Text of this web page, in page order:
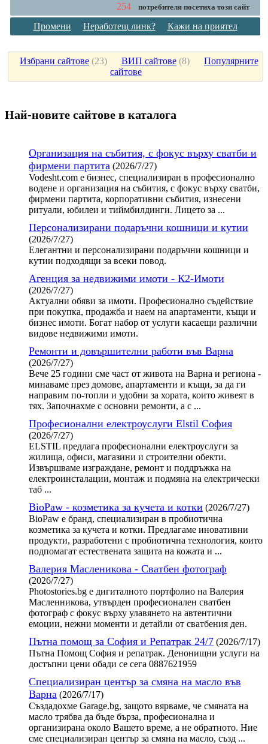
254 потребителя посетиха този сайт
Промени Неработещ линк? Кажи на приятел
Избрани сайтове (23) ВИП сайтове (8) Популярните
сайтове
Най-новите сайтoве в каталога
Организация на събития, с фокус върху сватби и
фирмени партита (2026/7/27)
Vodesht.com е бизнес, специализиран в професионално
водене и организация на събития, с фокус върху сватби,
фирмени партита, корпоративни събития, изнесени
ритуали, юбилеи и тиймбилдинги. Лицето за ...
Персонализирани подаръчни кошници и кутии
(2026/7/27)
Елегантни и персонализирани подаръчни кошници и
кутии подходящи за всеки повод.
Агенция за недвижими имоти - К2-Имоти
(2026/7/27)
Актуални обяви за имоти. Професионално съдействие
при покупка, продажба и наем на апартаменти, къщи и
бизнес имоти. Богат набор от услуги касаещи различни
видове недвижими имоти.
Ремонти и довършителни работи във Варна
(2026/7/27)
Вече 25 години сме част от живота на Варна и региона -
минаваме през домове, апартаменти и къщи, за да ги
направим по-топли и удобни за хората, които живеят в
тях. Започнахме с основни ремонти, а с ...
Професионални електроуслуги Elstil София
(2026/7/27)
ELSTIL предлага професионални електроуслуги за
жилища, офиси, магазини и строителни обекти.
Извършваме изграждане, ремонт и поддръжка на
електроинсталации, монтаж и подмяна на електрически
таб ...
BioPaw - козметика за кучета и котки (2026/7/27)
BioPaw е бранд, специализиран в пробиотична
козметика за кучета и котки. Предлагаме иновативни
продукти, разработени с пробиотична технология, които
подпомагат естествената защита на кожата и ...
Валерия Масленикова - Сватбен фотограф
(2026/7/27)
Photostories.bg е дигиталното портфолио на Валерия
Масленникова, утвърден професионален сватбен
фотограф с фокус върху улавянето на автентични
емоции, нежни моменти и детайли от сватбения ден.
Пътна помощ за София и Репатрак 24/7 (2026/7/17)
Пътна Помощ София и репатрак. Денонищни услуги на
достъпни цени обади се сега 0887621959
Специализиран център за смяна на масло във
Варна (2026/7/17)
Създадохме Garage.bg, защото вярваме, че смяната на
масло трябва да бъде бърза, професионална и
организирана около Вашето време, а не обратното. Ние
сме специализиран център за смяна на масло, създ ...